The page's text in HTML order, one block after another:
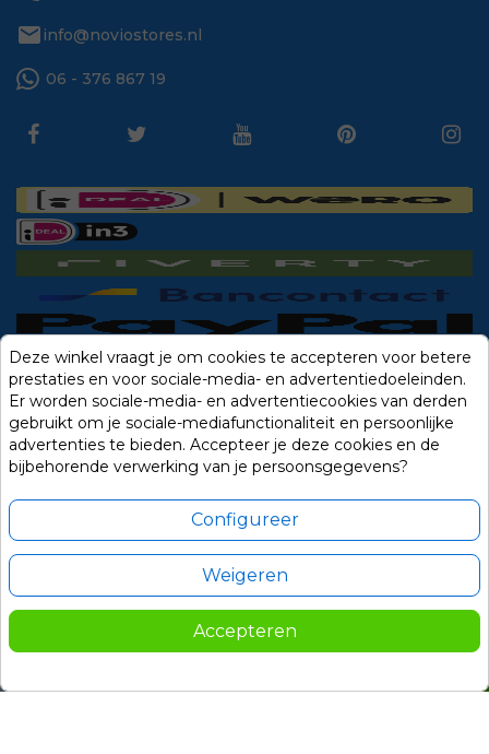
mail info@noviostores.nl
06 - 376 867 19
Deze winkel vraagt je om cookies te accepteren voor betere
prestaties en voor sociale-media- en advertentiedoeleinden.
Er worden sociale-media- en advertentiecookies van derden
gebruikt om je sociale-mediafunctionaliteit en persoonlijke
advertenties te bieden. Accepteer je deze cookies en de
bijbehorende verwerking van je persoonsgegevens?
Configureer
Weigeren
Accepteren